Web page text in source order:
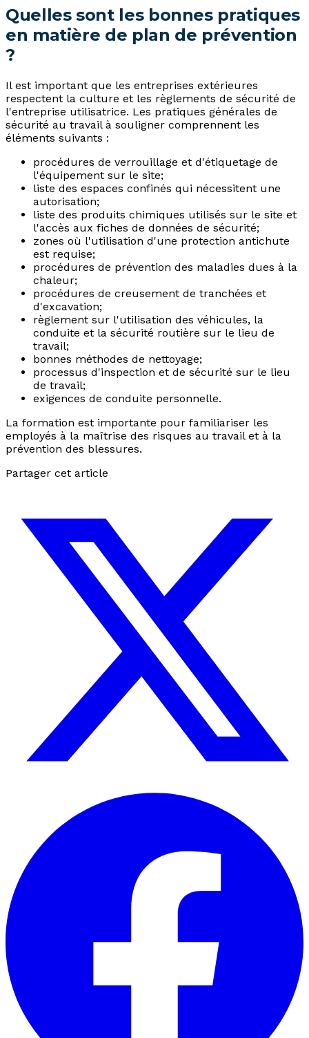
Quelles sont les bonnes pratiques
en matière de plan de prévention
?
Il est important que les entreprises extérieures
respectent la culture et les règlements de sécurité de
l'entreprise utilisatrice. Les pratiques générales de
sécurité au travail à souligner comprennent les
éléments suivants :
procédures de verrouillage et d'étiquetage de
l'équipement sur le site;
liste des espaces confinés qui nécessitent une
autorisation;
liste des produits chimiques utilisés sur le site et
l'accès aux fiches de données de sécurité;
zones où l'utilisation d'une protection antichute
est requise;
procédures de prévention des maladies dues à la
chaleur;
procédures de creusement de tranchées et
d'excavation;
règlement sur l'utilisation des véhicules, la
conduite et la sécurité routière sur le lieu de
travail;
bonnes méthodes de nettoyage;
processus d'inspection et de sécurité sur le lieu
de travail;
exigences de conduite personnelle.
La formation est importante pour familiariser les
employés à la maîtrise des risques au travail et à la
prévention des blessures.
Partager cet article